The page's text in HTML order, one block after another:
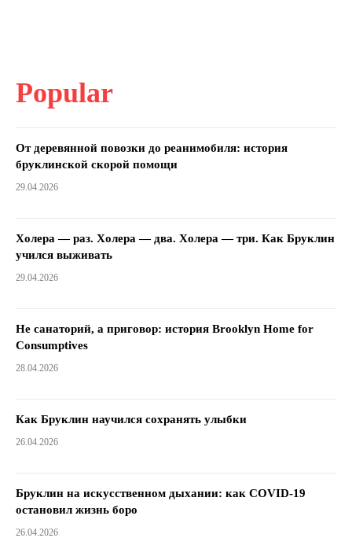
Popular
От деревянной повозки до реанимобиля: история
бруклинской скорой помощи
29.04.2026
Холера — раз. Холера — два. Холера — три. Как Бруклин
учился выживать
29.04.2026
Не санаторий, а приговор: история Brooklyn Home for
Consumptives
28.04.2026
Как Бруклин научился сохранять улыбки
26.04.2026
Бруклин на искусственном дыхании: как COVID-19
остановил жизнь боро
26.04.2026